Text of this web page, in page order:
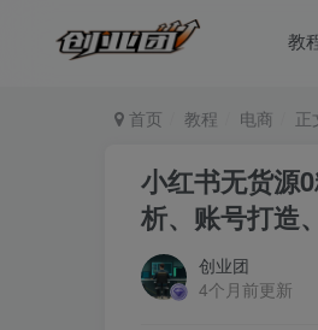
教
首页 教程 电商 正
小红书无货源
析、账号打造
创业团
4个月前更新